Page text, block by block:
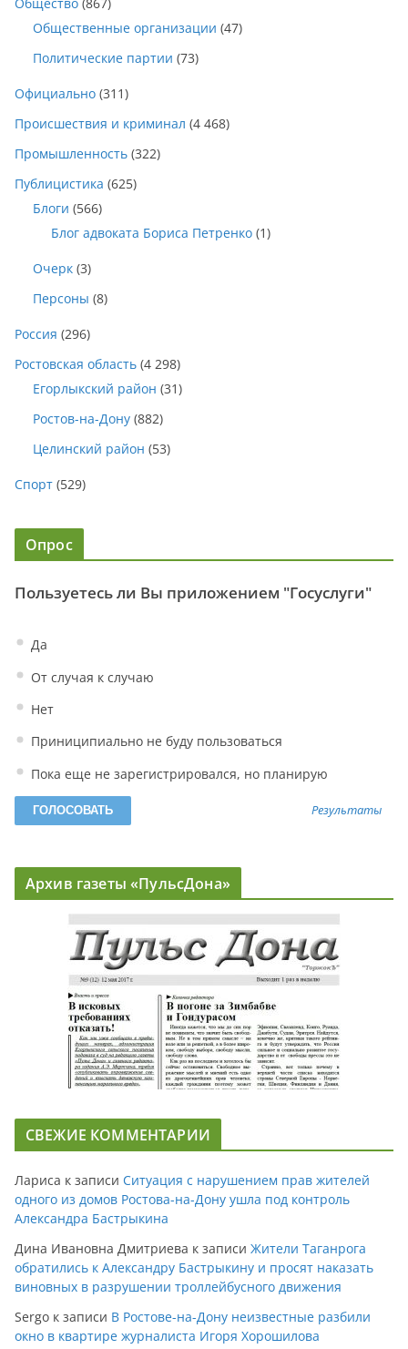
Общественные организации (47)
Политические партии (73)
Официально (311)
Происшествия и криминал (4 468)
Промышленность (322)
Публицистика (625)
Блоги (566)
Блог адвоката Бориса Петренко (1)
Очерк (3)
Персоны (8)
Россия (296)
Ростовская область (4 298)
Егорлыкский район (31)
Ростов-на-Дону (882)
Целинский район (53)
Спорт (529)
Опрос
Пользуетесь ли Вы приложением "Госуслуги"
Да
От случая к случаю
Нет
Приниципиально не буду пользоваться
Пока еще не зарегистрировался, но планирую
Результаты
Архив газеты «ПульсДона»
СВЕЖИЕ КОММЕНТАРИИ
Лариса к записи Ситуация с нарушением прав жителей
одного из домов Ростова-на-Дону ушла под контроль
Александра Бастрыкина
Дина Ивановна Дмитриева к записи Жители Таганрога
обратились к Александру Бастрыкину и просят наказать
виновных в разрушении троллейбусного движения
Sergo к записи В Ростове-на-Дону неизвестные разбили
окно в квартире журналиста Игоря Хорошилова